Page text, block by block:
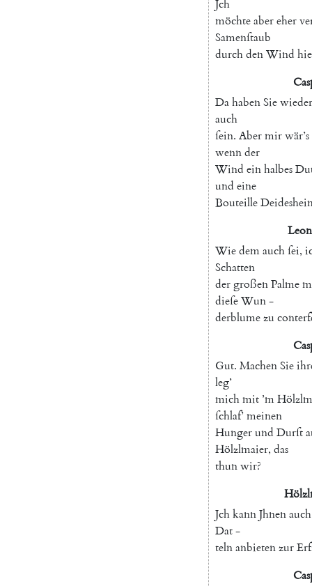
Jch
möchteabereher
Samenſtaub
durchdenWind
DahabenSiewieder
auch
ſein. Abermirwär’s
wennder
Wind einhalbes
und eine
Bouteille
Wiedemauchſei,
Schatten
dergroßenPalme
dieſeWun-
derblumezu
Gut. MachenSie
leg’
michmit ’m
ſchlaf’meinen
Hungerund Durſt
Hölzlmaier, das
thunwir?
JchkannJhnenauch
Dat-
telnanbietenzur